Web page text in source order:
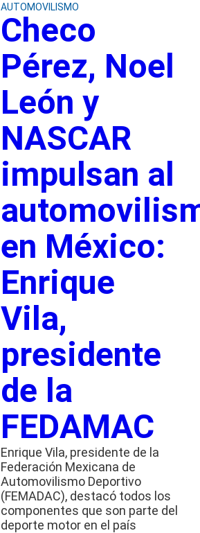
AUTOMOVILISMO
Checo
Pérez, Noel
León y
NASCAR
impulsan al
en México:
Enrique
Vila,
presidente
de la
FEDAMAC
Enrique Vila, presidente de la
Federación Mexicana de
Automovilismo Deportivo
(FEMADAC), destacó todos los
componentes que son parte del
deporte motor en el país